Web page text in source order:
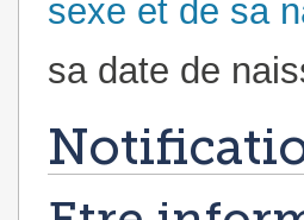
sexe et de sa
sa date de